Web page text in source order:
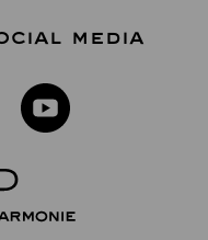
MEDIA